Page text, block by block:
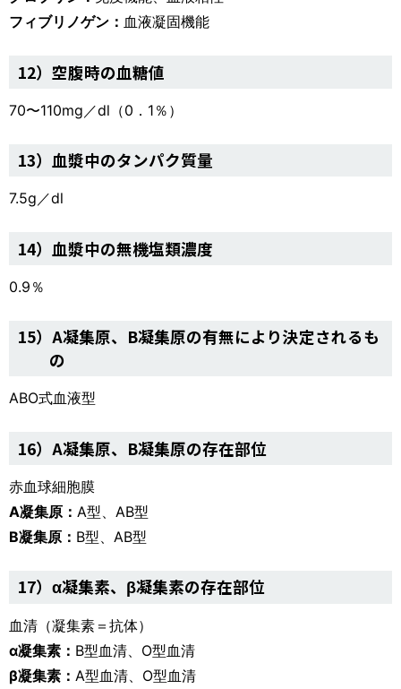
フィブリノゲン： 血液凝固機能
12）空腹時の血糖値
70〜110mg／dl（0．1％）
13）血漿中のタンパク質量
7.5g／dl
14）血漿中の無機塩類濃度
0.9％
15）A凝集原、B凝集原の有無により決定されるも
の
ABO式血液型
16）A凝集原、B凝集原の存在部位
赤血球細胞膜
A凝集原： A型、AB型
B凝集原： B型、AB型
17）α凝集素、β凝集素の存在部位
血清（凝集素＝抗体）
α凝集素： B型血清、O型血清
β凝集素： A型血清、O型血清